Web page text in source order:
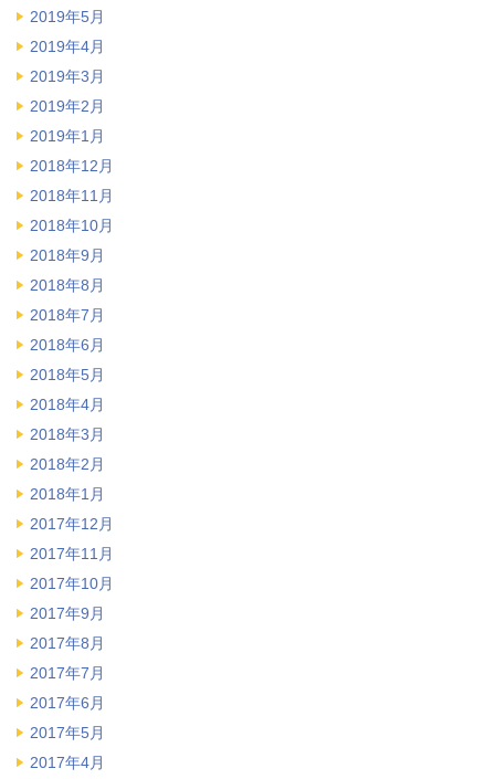
2019年5月
2019年4月
2019年3月
2019年2月
2019年1月
2018年12月
2018年11月
2018年10月
2018年9月
2018年8月
2018年7月
2018年6月
2018年5月
2018年4月
2018年3月
2018年2月
2018年1月
2017年12月
2017年11月
2017年10月
2017年9月
2017年8月
2017年7月
2017年6月
2017年5月
2017年4月